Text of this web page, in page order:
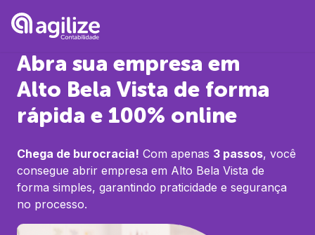
Abra sua empresa em
Alto Bela Vista de forma
rápida e 100% online
Chega de burocracia! Com apenas 3 passos, você
consegue abrir empresa em Alto Bela Vista de
forma simples, garantindo praticidade e segurança
no processo.